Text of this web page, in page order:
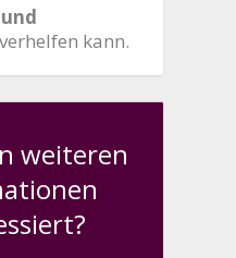
verhelfen kann.
weiteren